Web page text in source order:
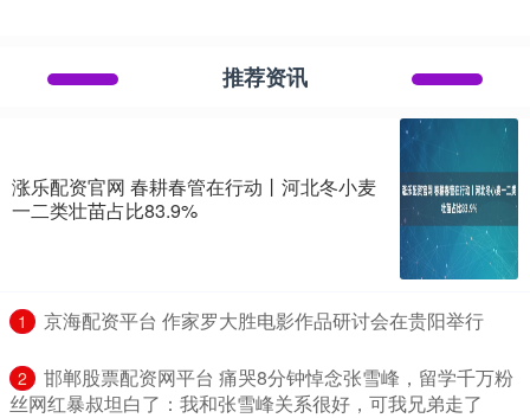
推荐资讯
涨乐配资官网 春耕春管在行动丨河北冬小麦
一二类壮苗占比83.9%
1 ​京海配资平台 作家罗大胜电影作品研讨会在贵阳举行
2
​邯郸股票配资网平台 痛哭8分钟悼念张雪峰，留学千万粉
丝网红暴叔坦白了：我和张雪峰关系很好，可我兄弟走了